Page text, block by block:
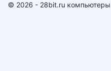
© 2026 - 28bit.ru